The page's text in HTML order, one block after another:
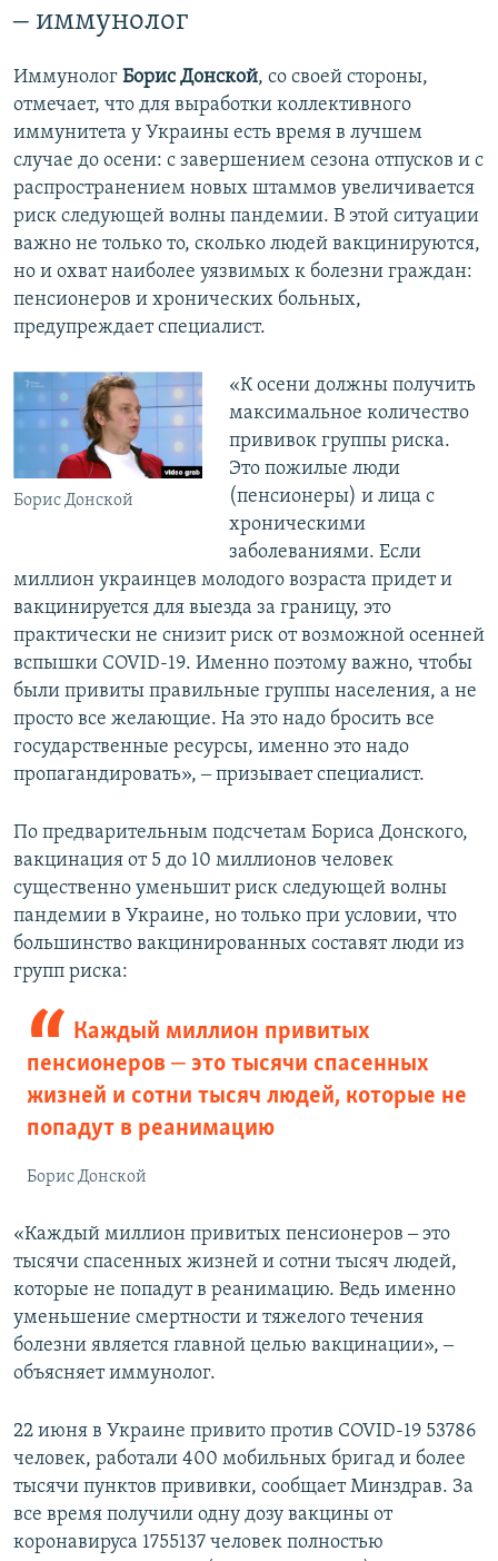
‒ иммунолог
Иммунолог Борис Донской, со своей стороны,
отмечает, что для выработки коллективного
иммунитета у Украины есть время в лучшем
случае до осени: с завершением сезона отпусков и с
распространением новых штаммов увеличивается
риск следующей волны пандемии. В этой ситуации
важно не только то, сколько людей вакцинируются,
но и охват наиболее уязвимых к болезни граждан:
пенсионеров и хронических больных,
предупреждает специалист.
Борис Донской
«К осени должны получить
максимальное количество
прививок группы риска.
Это пожилые люди
(пенсионеры) и лица с
хроническими
заболеваниями. Если
миллион украинцев молодого возраста придет и
вакцинируется для выезда за границу, это
практически не снизит риск от возможной осенней
вспышки COVID-19. Именно поэтому важно, чтобы
были привиты правильные группы населения, а не
просто все желающие. На это надо бросить все
государственные ресурсы, именно это надо
пропагандировать», ‒ призывает специалист.
По предварительным подсчетам Бориса Донского,
вакцинация от 5 до 10 миллионов человек
существенно уменьшит риск следующей волны
пандемии в Украине, но только при условии, что
большинство вакцинированных составят люди из
групп риска:
Каждый миллион привитых
пенсионеров ‒ это тысячи спасенных
жизней и сотни тысяч людей, которые не
попадут в реанимацию
Борис Донской
«Каждый миллион привитых пенсионеров ‒ это
тысячи спасенных жизней и сотни тысяч людей,
которые не попадут в реанимацию. Ведь именно
уменьшение смертности и тяжелого течения
болезни является главной целью вакцинации», ‒
объясняет иммунолог.
22 июня в Украине привито против COVID-19 53786
человек, работали 400 мобильных бригад и более
тысячи пунктов прививки, сообщает Минздрав. За
все время получили одну дозу вакцины от
коронавируса 1755137 человек полностью